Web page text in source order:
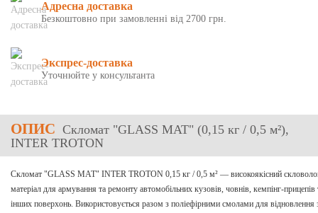
Адресна доставка
Безкоштовно при замовленні від 2700 грн.
Экспрес-доставка
Уточнюйте у консультанта
ОПИС Скломат "GLASS MAT" (0,15 кг / 0,5 м²),
INTER TROTON
Скломат "GLASS MAT" INTER TROTON 0,15 кг / 0,5 м² — високоякісний
матеріал для армування та ремонту автомобільних кузовів, човнів, кемпінг-прицепів
інших поверхонь. Використовується разом з поліефірними смолами для відновлення